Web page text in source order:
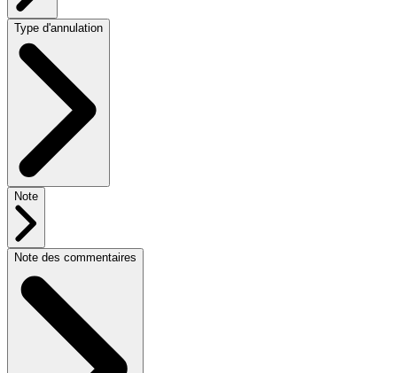
Type d'annulation
Note
Note des commentaires